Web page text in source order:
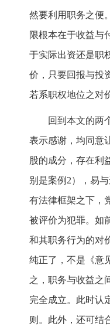
然要利用职务之便
限根本在于收益与
于实际出资还是职
价，只要回报与投
若系职权地位之对
回到本文的两
表示感谢，均同意
股的成分，存在利
别是案例2），易
有法律框架之下，
被评价为犯罪。如
和其职务行为的对
纯正了，不是《意
之，职务与收益之
完全成立。此时认
则。此外，还可结